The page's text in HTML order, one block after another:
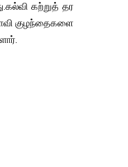
கற்றுத் தர
குழந்தைகளை